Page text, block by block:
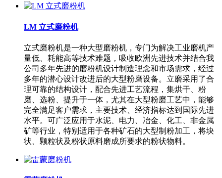
LM 立式磨粉机
立式磨粉机是一种大型磨粉机，专门为解决工业磨机产
量低、耗能高等技术难题，吸收欧洲先进技术并结合我
公司多年先进的磨粉机设计制造理念和市场需求，经过
多年的潜心设计改进后的大型粉磨设备。立磨采用了合
理可靠的结构设计，配合先进工艺流程，集烘干、粉
磨、选粉、提升于一体，尤其在大型粉磨工艺中，能够
完全满足客户需求，主要技术、经济指标达到国际先进
水平。可广泛应用于水泥、电力、冶金、化工、非金属
矿等行业，特别适用于各种矿石的大型制粉加工，将块
状、颗粒状及粉状原料磨成所要求的粉状物料。